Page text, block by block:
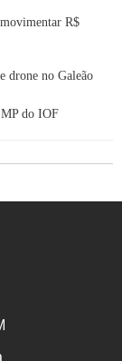
R$
drone no Galeão
do IOF